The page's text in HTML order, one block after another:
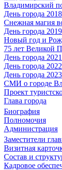
Владимирский
День города 2018
Снежная магия
День города 2019
Новый год и
75 лет Великой
День города 2021
День города 2022
День города 2023
СМИ о городе
Проект
Глава города
Биография
Полномочия
Администрация
Заместители
Визитная
Состав и
Кадровое